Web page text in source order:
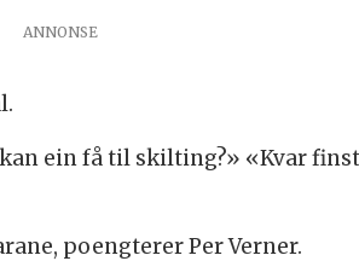
ANNONSE
ein få til skilting?» «Kvar
poengterer Per Verner.